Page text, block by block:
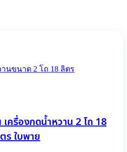
ครื่องกดน้ำหวาน 2 โถ 18
ร ใบพาย